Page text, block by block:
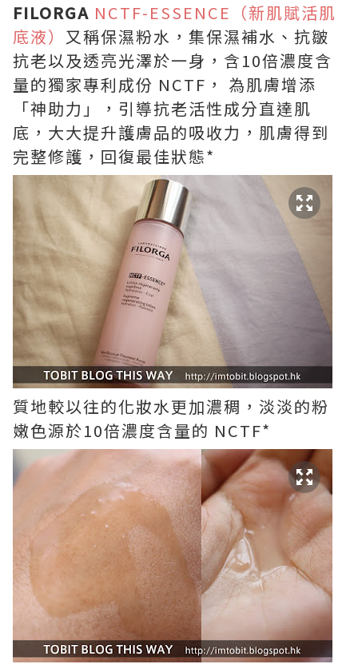
FILORGA NCTF-ESSENCE（新肌賦活肌
底液） 又稱保濕粉水，集保濕補水、抗皺
抗老以及透亮光澤於一身，含10倍濃度含
量的獨家專利成份 NCTF， 為肌膚增添
「神助力」，引導抗老活性成分直達肌
底，大大提升護膚品的吸收力，肌膚得到
完整修護，回復最佳狀態*
質地較以往的化妝水更加濃稠，淡淡的粉
嫩色源於10倍濃度含量的 NCTF*